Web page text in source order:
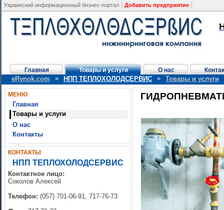
Украинский информационный бизнес-портал Добавить предприятие
Главная Товары и услуги О нас
eRynok.com » НПП ТЕПЛОХОЛОДСЕРВИС » Товары и услуги
МЕНЮ
Главная
Товары и услуги
О нас
Контакты
КОНТАКТЫ
НПП ТЕПЛОХОЛОДСЕРВИС
Контактное лицо:
Соколов Алексей
Телефон: (057) 701-06-91, 717-76-73